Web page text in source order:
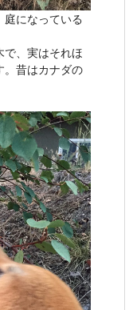
になっている
で、実はそれほ
。昔はカナダの